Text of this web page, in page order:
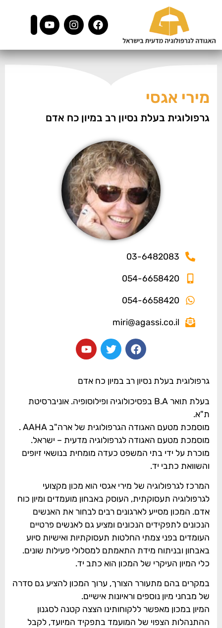
מירי אגסי
גרפולוגית בעלת נסיון רב במיון כח אדם
03-6482083
054-6658420
054-6658420
miri@agassi.co.il
גרפולוגית בעלת נסיון רב במיון כח אדם
בעלת תואר B.A בפסיכולוגיה ופילוסופיה. אוניברסיטת
ת"א.
מוסמכת מטעם האגודה הגרפולוגית של ארה"ב AAHA .
מוסמכת מטעם האגודה לגרפולוגיה מדעית – ישראל.
מוכרת על ידי בתי המשפט כעדה מומחית בנושאי זיופים
והשוואת כתבי יד.
המרכז לגרפולוגיה של מירי אגסי הוא מכון מקצועי
לגרפולוגיה תעסוקתית, העוסק באבחון מועמדים ומיון כוח
אדם. המכון מסייע לארגונים רבים לבחור את האנשים
הנכונים לתפקידים הנכונים ומציע גם לאנשים פרטיים
העומדים בפני צמתי החלטות תעסוקתיות ואישיות סיוע
באבחון ובניתוח מידת התאמתם למסלולי פעילות שונים.
כלי המיון העיקרי של המכון הוא כתב יד.
במקרים בהם מתעורר הצורך, ערוך המכון להציע גם סדרה
של מבחני מיון נוספים וראיונות אישיים.
המיון במכון מאפשר ללקוחותינו הצצה קטנה לסגנון
ההתנהלות הצפוי של המועמד בתפקיד המיועד, לקבל